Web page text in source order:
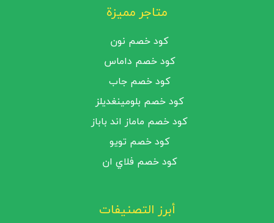
الاشتراكات والخدمات الرقمية
بطاقات المطاعم والخدمات المرتبطة
متاجر مميزة
كود خصم نون
كود خصم داماس
كود خصم جاب
كود خصم بلومينغديلز
كود خصم ماماز اند باباز
كود خصم تويو
كود خصم فلاي ان
أبرز التصنيفات